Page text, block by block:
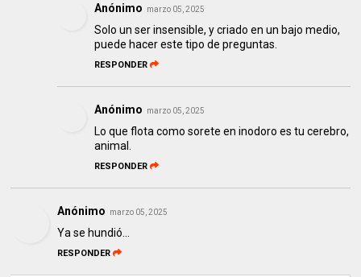
Anónimo marzo 05, 2025
Solo un ser insensible, y criado en un bajo medio,
puede hacer este tipo de preguntas.
RESPONDER
Anónimo marzo 05, 2025
Lo que flota como sorete en inodoro es tu cerebro,
animal.
RESPONDER
Anónimo marzo 05, 2025
Ya se hundió...
RESPONDER